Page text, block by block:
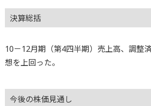
決算総括
10－12月期（第4四半期）売上高、調整
想を上回った。
今後の株価見通し